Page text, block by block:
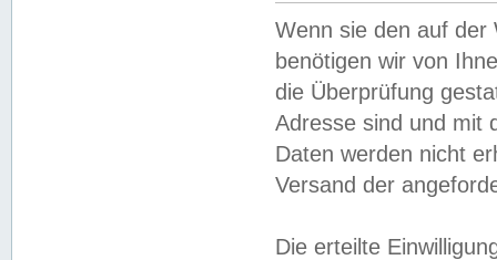
Wenn sie den auf der
benötigen wir von
die Überprüfung
Adresse sind und mit
Daten werden nicht
Versand der
Die erteilte